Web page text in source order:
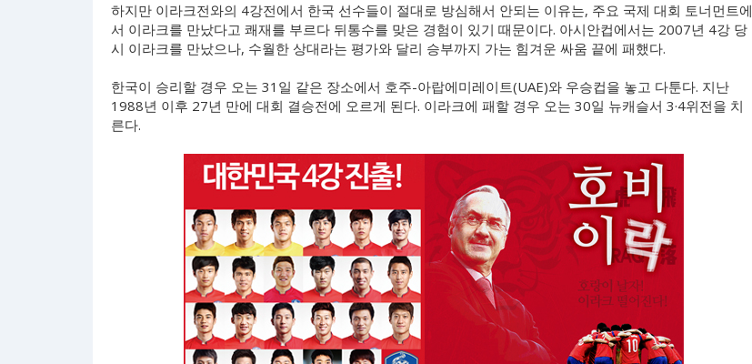
하지만 이라크전와의 4강전에서 한국 선수들이 절대로 방심해서 안되는 이유는, 주요 국제 대회 토너먼트에
서 이라크를 만났다고 쾌재를 부르다 뒤통수를 맞은 경험이 있기 때문이다. 아시안컵에서는 2007년 4강 당
시 이라크를 만났으나, 수월한 상대라는 평가와 달리 승부까지 가는 힘겨운 싸움 끝에 패했다.
한국이 승리할 경우 오는 31일 같은 장소에서 호주-아랍에미레이트(UAE)와 우승컵을 놓고 다툰다. 지난
1988년 이후 27년 만에 대회 결승전에 오르게 된다. 이라크에 패할 경우 오는 30일 뉴캐슬서 3·4위전을 치
른다.